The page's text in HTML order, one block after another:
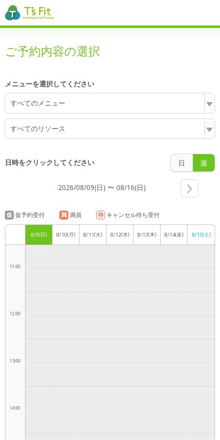
ご予約内容の選択
メニューを選択してください
すべてのメニュー
すべてのリソース
日時をクリックしてください 日 週
2026/08/09(日) 〜 08/16(日)
仮 仮予約受付 満 満員 待 キャンセル待ち受付
8/9(日) 8/10(月) 8/11(火) 8/12(水) 8/13(木) 8/14(金) 8/15(土)
8:00
10:00
11:00
12:00
13:00
14:00